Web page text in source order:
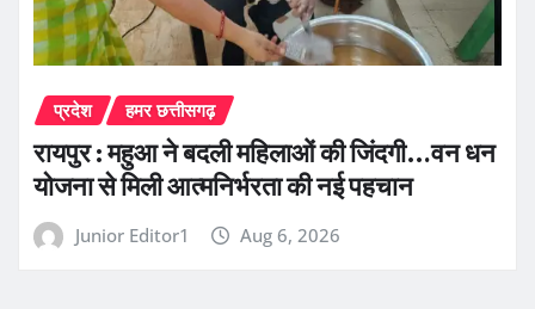
प्रदेश हमर छत्तीसगढ़
रायपुर : महुआ ने बदली महिलाओं की जिंदगी…वन धन
योजना से मिली आत्मनिर्भरता की नई पहचान
Junior Editor1 Aug 6, 2026